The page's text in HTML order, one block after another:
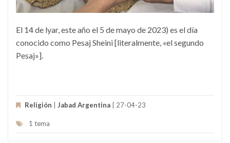
El 14 de lyar, este año el 5 de mayo de 2023) es el día
conocido como Pesaj Sheini [literalmente, «el segundo
Pesaj»].
Religión Jabad Argentina | 27-04-23
1 tema